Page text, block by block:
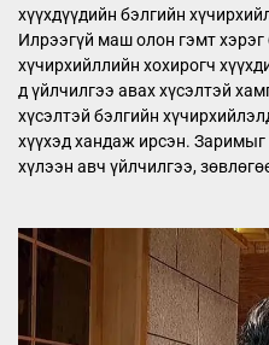
хүүхдүүдийн бэлгийн
Илрээгүй маш олон гэмт
хүчирхийллийн хохирогч
д үйлчилгээ авах хүсэлтэй
хүсэлтэй бэлгийн
хүүхэд хандаж ирсэн.
хүлээн авч үйлчилгээ,